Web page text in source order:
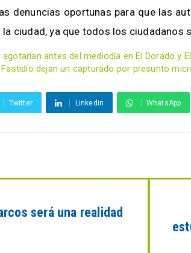
denuncias oportunas para que las
ciudad, ya que todos los ciudadanos
antes del mediodía en El Dorado y
dejan un capturado por presunto
Twitter Linkedin WhatsApp
será una realidad